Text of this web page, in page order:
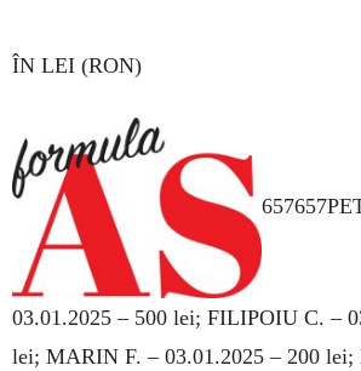
ÎN LEI (RON)
03.01.2025 – 500 lei; FI­LIPOIU C. –
lei; MARIN F. – 03.01.2025 – 200